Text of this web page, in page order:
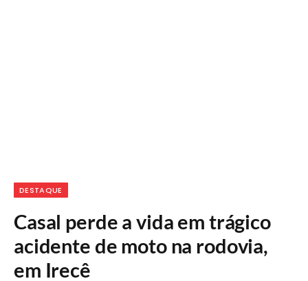
DESTAQUE
Casal perde a vida em trágico
acidente de moto na rodovia,
em Irecê